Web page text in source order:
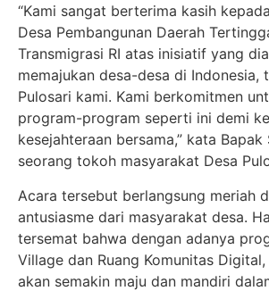
“Kami sangat berterima kasih
Desa Pembangunan Daerah
Transmigrasi RI atas inisiatif yang
memajukan desa-desa di Indonesia,
Pulosari kami. Kami berkomitmen
program-program seperti ini demi
kesejahteraan bersama,” kata Bapak
seorang tokoh masyarakat Desa
Acara tersebut berlangsung meriah
antusiasme dari masyarakat desa.
tersemat bahwa dengan adanya
Village dan Ruang Komunitas
akan semakin maju dan mandiri